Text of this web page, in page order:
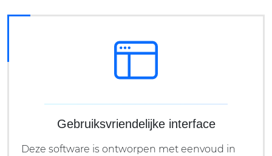
Gebruiksvriendelijke interface
Deze software is ontworpen met eenvoud in